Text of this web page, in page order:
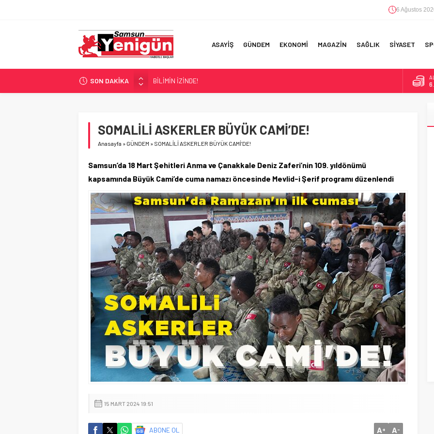
6 Ağustos
ASAYİŞ GÜNDEM EKONOMİ MAGAZİN SAĞLIK SİYASET
SON DAKİKA
BİLİMİN İZİNDE!
TIR’A ‘ZEHİR’ BASKINI!
UÇURUMDA CAN PAZARI!
SAMSUN YANACAK!
SOMALİLİ ASKERLER BÜYÜK CAMİ’DE!
Anasayfa » GÜNDEM » SOMALİLİ ASKERLER BÜYÜK CAMİ’DE!
Samsun’da 18 Mart Şehitleri Anma ve Çanakkale Deniz Zaferi’nin 109. yıldönümü
kapsamında Büyük Cami’de cuma namazı öncesinde Mevlid-i Şerif programı düzenlendi
15 MART 2024 19:51
ABONE OL A+ A-